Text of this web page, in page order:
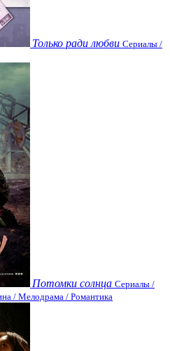
Только ради любви Сериалы /
Потомки солнца Сериалы /
/ Мелодрама / Романтика